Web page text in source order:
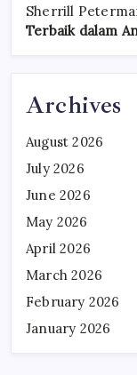
Sherrill
Terbaik dalam
Archives
August 2026
July 2026
June 2026
May 2026
April 2026
March 2026
February 2026
January 2026